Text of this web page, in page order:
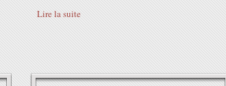
Lire la suite